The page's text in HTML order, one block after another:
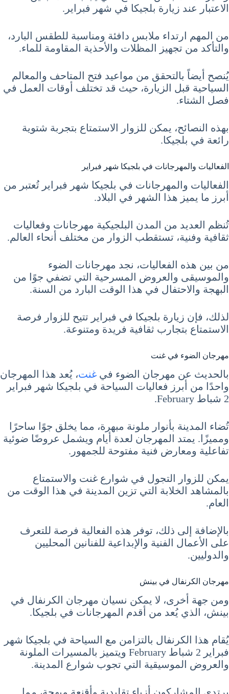
الاعتبار عند زيارة بلجيكا في شهر فبراير.
من المهم ارتداء ملابس دافئة ومناسبة للطقس البارد،
والتأكد من تجهيز المظلات والأحذية المقاومة للماء.
يُنصح أيضاً بالتحقق من مواعيد فتح المتاحف والمعالم
السياحية قبل الزيارة، حيث قد تختلف أوقات العمل في
فصل الشتاء.
بهذه النصائح، يمكن للزوار الاستمتاع بتجربة شتوية
رائعة في بلجيكا.
الفعاليات والمهرجانات في بلجيكا شهر فبراير
الفعاليات والمهرجانات في بلجيكا شهر فبراير تُعتبر من
أبرز ما يميز هذا الشهر في البلاد.
تُنظم العديد من المدن البلجيكية مهرجانات وفعاليات
ثقافية وفنية، تستقطب الزوار من مختلف أنحاء العالم.
من بين هذه الفعاليات، نجد مهرجانات الضوء
والموسيقى والعروض المسرحية التي تضفي جوًا من
البهجة والاحتفال في هذا الوقت البارد من السنة.
لذلك، فإن زيارة بلجيكا في فبراير تتيح للزوار فرصة
الاستمتاع بتجارب ثقافية فريدة ومتنوعة.
مهرجان الضوء في غنت
بالحديث عن مهرجان الضوء في غنت، يُعد هذا المهرجان
واحدًا من أبرز فعاليات السياحة في بلجيكا شهر فبراير
2 شباط February.
تُضاء المدينة بأنوار ملونة مبهرة، مما يخلق جوًا ساحرًا
ومميزًا. يمتد المهرجان لعدة أيام ويشمل عروضًا ضوئية
تفاعلية ومعارض فنية مفتوحة للجمهور.
يمكن للزوار التجول في شوارع غنت والاستمتاع
بالمشاهد الخلابة التي تزين المدينة في هذا الوقت من
العام.
بالإضافة إلى ذلك، توفر هذه الفعالية فرصة للتعرف
على الأعمال الفنية والإبداعية للفنانين المحليين
والدوليين.
مهرجان الكرنفال في بينش
ومن جهة أخرى، لا يمكن نسيان مهرجان الكرنفال في
بينش، الذي يُعد من أقدم المهرجانات في بلجيكا.
يُقام هذا الكرنفال بالتزامن مع السياحة في بلجيكا شهر
فبراير 2 شباط February ويتميز بالمسيرات الملونة
والعروض الموسيقية التي تجوب شوارع المدينة.